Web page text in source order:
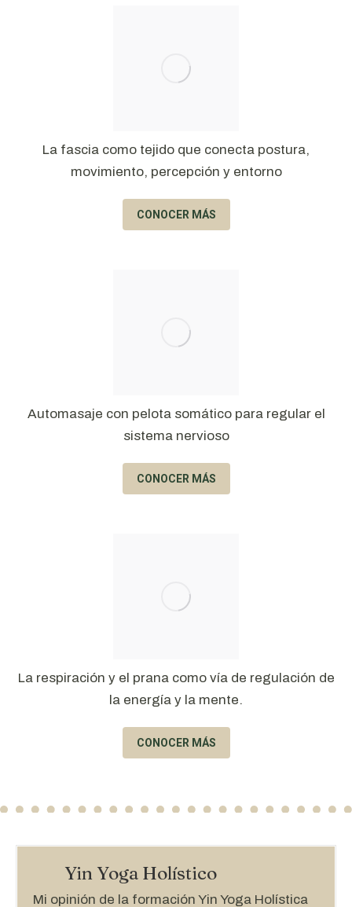
La fascia como tejido que conecta postura,
movimiento, percepción y entorno
CONOCER MÁS
Automasaje con pelota somático para regular el
sistema nervioso
CONOCER MÁS
La respiración y el prana como vía de regulación de
la energía y la mente.
CONOCER MÁS
Yin Yoga Holístico
Mi opinión de la formación Yin Yoga Holística